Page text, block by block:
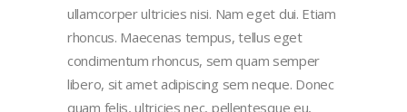
ullamcorper ultricies nisi. Nam eget dui. Etiam
rhoncus. Maecenas tempus, tellus eget
condimentum rhoncus, sem quam semper
libero, sit amet adipiscing sem neque. Donec
quam felis, ultricies nec, pellentesque eu,